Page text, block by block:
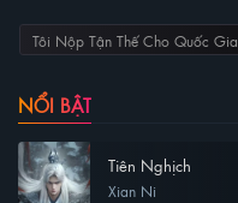
Tôi Nộp Tận Thế Cho Quốc Gia
NỔI BẬT
Tiên Nghịch
Xian Ni